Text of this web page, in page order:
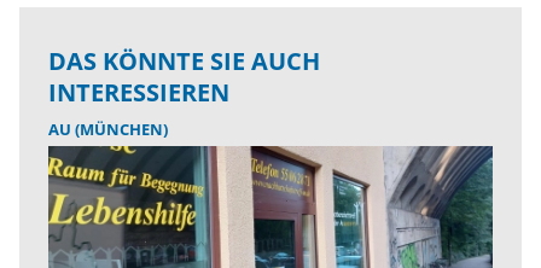
DAS KÖNNTE SIE AUCH
INTERESSIEREN
AU (MÜNCHEN)